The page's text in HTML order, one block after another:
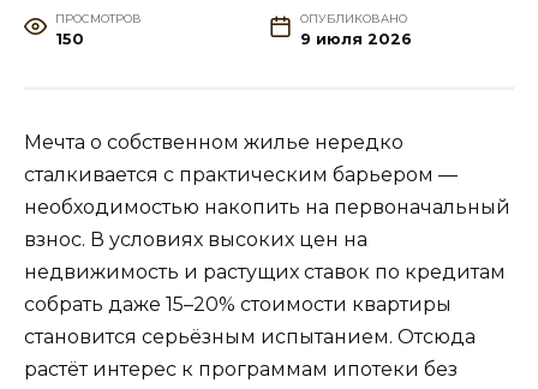
ПРОСМОТРОВ
150
ОПУБЛИКОВАНО
9 июля 2026
Мечта о собственном жилье нередко
сталкивается с практическим барьером —
необходимостью накопить на первоначальный
взнос. В условиях высоких цен на
недвижимость и растущих ставок по кредитам
собрать даже 15–20% стоимости квартиры
становится серьёзным испытанием. Отсюда
растёт интерес к программам ипотеки без